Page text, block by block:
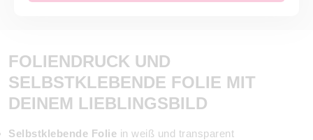
FOLIENDRUCK UND
SELBSTKLEBENDE FOLIE MIT
DEINEM LIEBLINGSBILD
Selbstklebende Folie in weiß und transparent